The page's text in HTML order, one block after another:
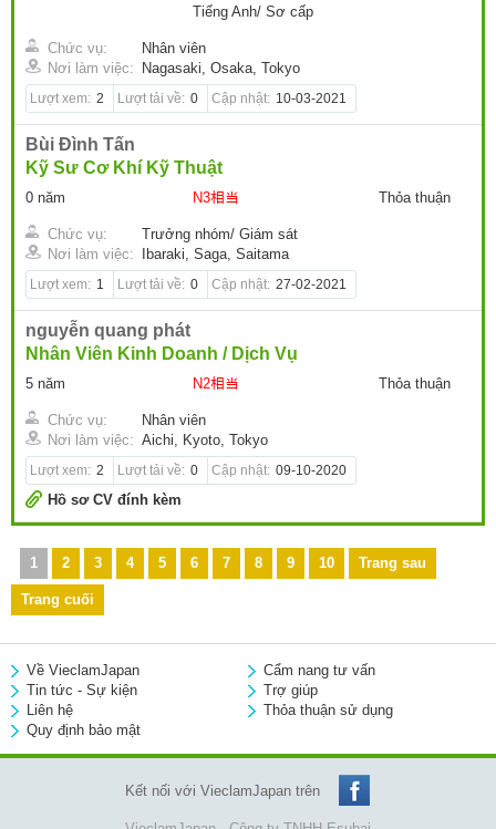
Tiếng Anh/ Sơ cấp
Chức vụ:
Nhân viên
Nơi làm việc:
Nagasaki, Osaka, Tokyo
Lượt xem: 2 Lượt tải về: 0 Cập nhật: 10-03-2021
Bùi Đình Tấn
Kỹ Sư Cơ Khí Kỹ Thuật
0 năm N3相当 Thỏa thuận
Chức vụ:
Trưởng nhóm/ Giám sát
Nơi làm việc:
Ibaraki, Saga, Saitama
Lượt xem: 1 Lượt tải về: 0 Cập nhật: 27-02-2021
nguyễn quang phát
Nhân Viên Kinh Doanh / Dịch Vụ
5 năm N2相当 Thỏa thuận
Chức vụ:
Nhân viên
Nơi làm việc: Aichi, Kyoto, Tokyo
Lượt xem: 2 Lượt tải về: 0 Cập nhật: 09-10-2020
Hồ sơ CV đính kèm
1 2 3 4 5 6 7 8 9 10 Trang sau
Trang cuối
Về VieclamJapan
Cẩm nang tư vấn
Tin tức - Sự kiện
Trợ giúp
Liên hệ
Thỏa thuận sử dụng
Quy định bảo mật
Kết nối với VieclamJapan trên